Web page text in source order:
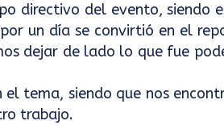
directivo del evento, siendo
un día se convirtió en el
dejar de lado lo que fue
tema, siendo que nos
trabajo.